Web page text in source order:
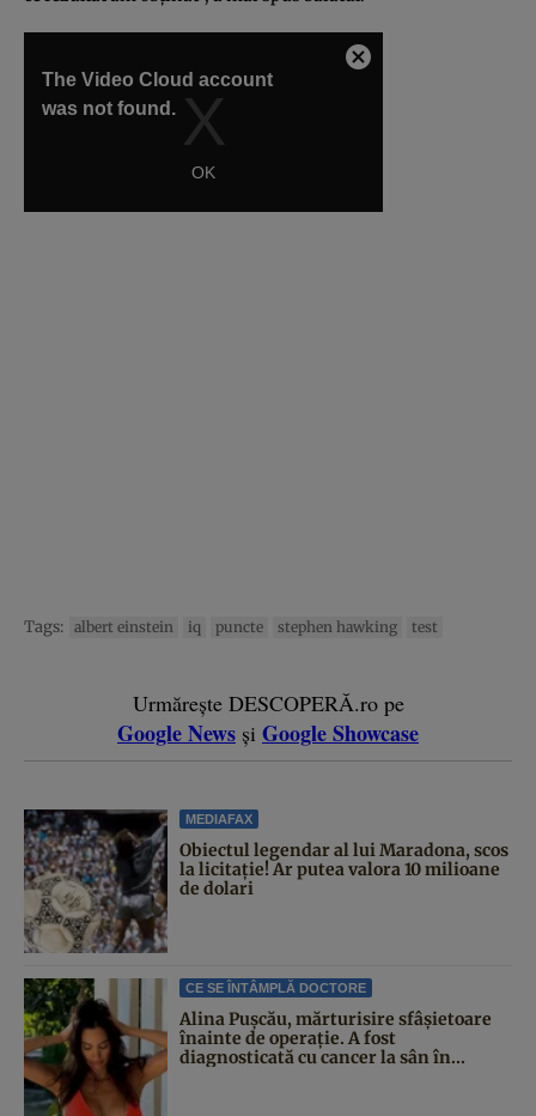
Tags: albert einstein iq puncte stephen hawking test
Urmărește DESCOPERĂ.ro pe
Google News și Google Showcase
MEDIAFAX
Obiectul legendar al lui Maradona, scos
la licitație! Ar putea valora 10 milioane
de dolari
CE SE ÎNTÂMPLĂ DOCTORE
Alina Pușcău, mărturisire sfâșietoare
înainte de operație. A fost
diagnosticată cu cancer la sân în...